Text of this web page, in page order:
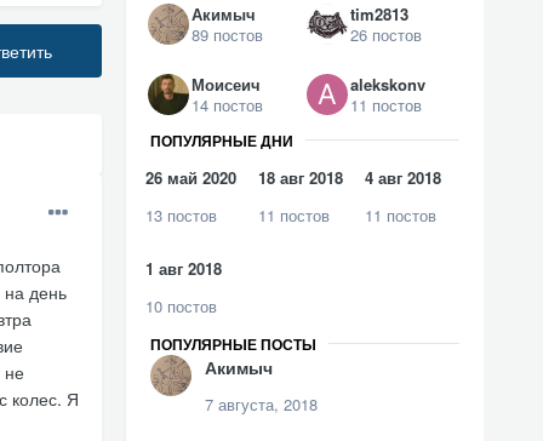
день
не
колес. Я
Акимыч
89 постов
tim2813
26 постов
Моисеич
14 постов
alekskonv
11 постов
ПОПУЛЯРНЫЕ ДНИ
26 май 2020
13 постов
18 авг 2018
11 постов
4 авг 2018
11 постов
1 авг 2018
10 постов
ПОПУЛЯРНЫЕ ПОСТЫ
Акимыч
7 августа, 2018